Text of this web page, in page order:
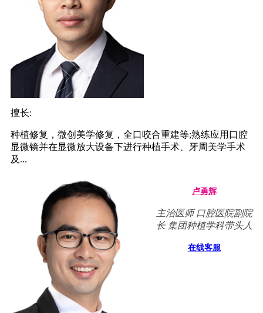
擅长:
种植修复，微创美学修复，全口咬合重建等;熟练应用口腔
显微镜并在显微放大设备下进行种植手术、牙周美学手术
及...
卢勇辉
主治医师 口腔医院副院
长 集团种植学科带头人
在线客服